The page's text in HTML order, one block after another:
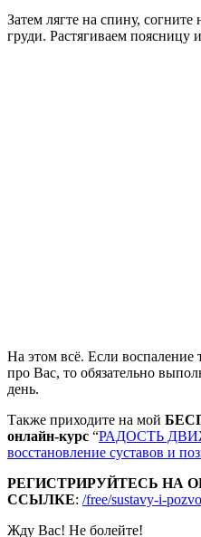
Затем лягте на спину,
груди. Растягиваем поясницу
На этом всё. Если воспаление
про Вас, то обязательно
день.
Также приходите на мой
онлайн-курс “РАДОСТЬ
восстановление суставов и
РЕГИСТРИРУЙТЕСЬ НА
ССЫЛКЕ: /free/sustavy-i-
Жду Вас! Не болейте!